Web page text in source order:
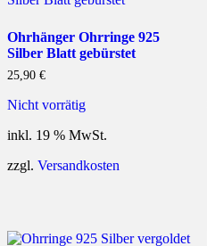
Ohrhänger Ohrringe 925
Silber Blatt gebürstet
25,90 €
Nicht vorrätig
inkl. 19 % MwSt.
zzgl. Versandkosten